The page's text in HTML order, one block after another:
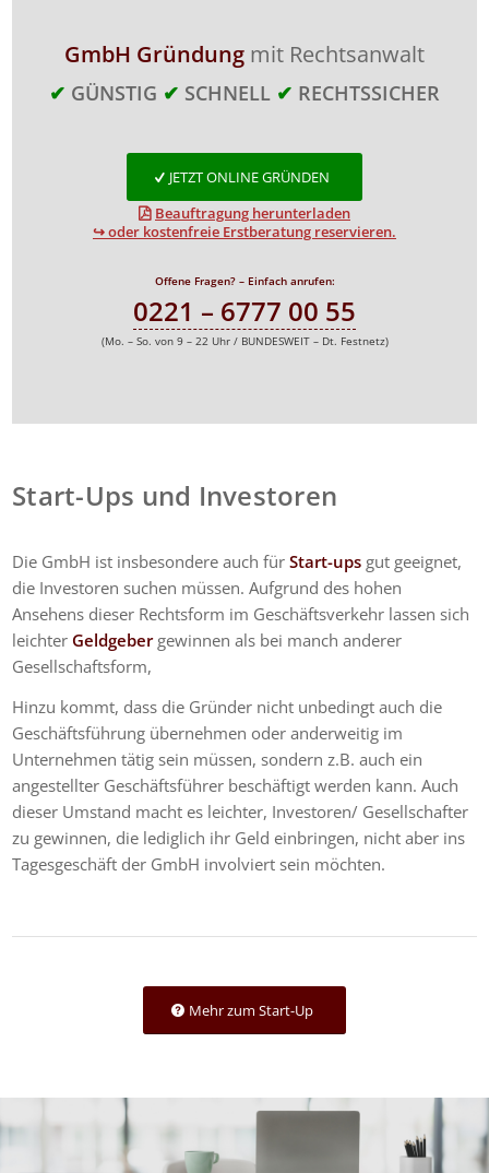
GmbH Gründung mit Rechtsanwalt
✔ GÜNSTIG ✔ SCHNELL ✔ RECHTSSICHER
JETZT ONLINE GRÜNDEN
Beauftragung herunterladen
↪ oder kostenfreie Erstberatung reservieren.
Offene Fragen? – Einfach anrufen:
0221 – 6777 00 55
(Mo. – So. von 9 – 22 Uhr / BUNDESWEIT – Dt. Festnetz)
Start-Ups und Investoren
Die GmbH ist insbesondere auch fürStart-ups gut geeignet,
die Investoren suchen müssen. Aufgrund des hohen
Ansehens dieser Rechtsform im Geschäftsverkehr lassen sich
leichter Geldgebergewinnen als bei manch anderer
Gesellschaftsform,
Hinzu kommt, dass die Gründer nicht unbedingt auch die
Geschäftsführung übernehmen oder anderweitig im
Unternehmen tätig sein müssen, sondern z.B. auch ein
angestellter Geschäftsführer beschäftigt werden kann. Auch
dieser Umstand macht es leichter, Investoren/ Gesellschafter
zu gewinnen, die lediglich ihr Geld einbringen, nicht aber ins
Tagesgeschäft der GmbH involviert sein möchten.
Mehr zum Start-Up